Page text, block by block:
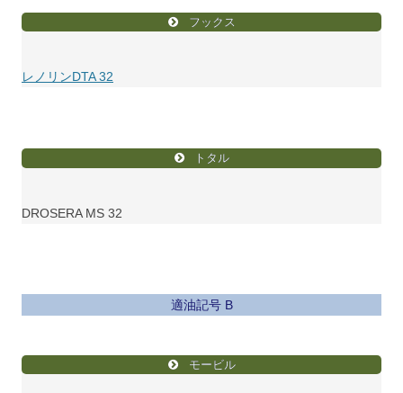
フックス
レノリンDTA 32
トタル
DROSERA MS 32
適油記号 B
モービル